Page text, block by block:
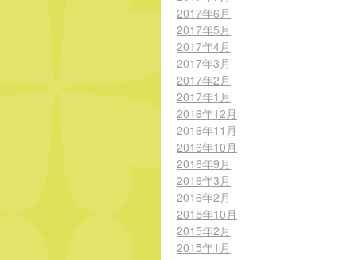
2017年6月
2017年5月
2017年4月
2017年3月
2017年2月
2017年1月
2016年12月
2016年11月
2016年10月
2016年9月
2016年3月
2016年2月
2015年10月
2015年2月
2015年1月